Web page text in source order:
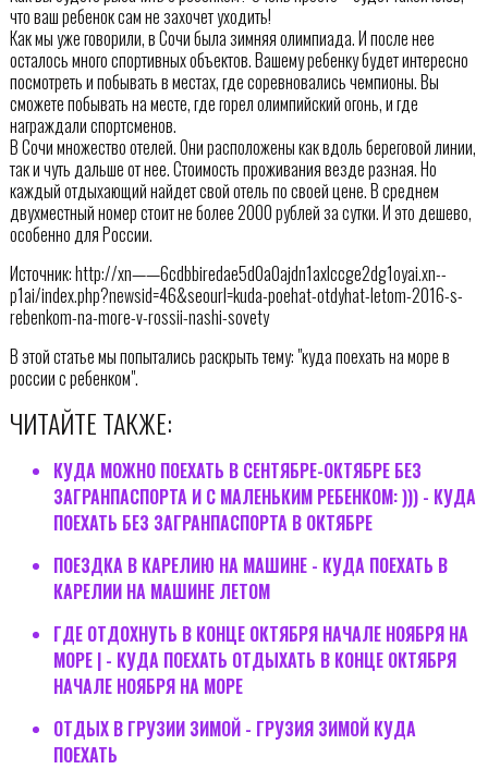
что ваш ребенок сам не захочет уходить!
Как мы уже говорили, в Сочи была зимняя олимпиада. И после нее
осталось много спортивных объектов. Вашему ребенку будет интересно
посмотреть и побывать в местах, где соревновались чемпионы. Вы
сможете побывать на месте, где горел олимпийский огонь, и где
награждали спортсменов.
В Сочи множество отелей. Они расположены как вдоль береговой линии,
так и чуть дальше от нее. Стоимость проживания везде разная. Но
каждый отдыхающий найдет свой отель по своей цене. В среднем
двухместный номер стоит не более 2000 рублей за сутки. И это дешево,
особенно для России.
Источник: http://xn——6cdbbiredae5d0a0ajdn1axlccge2dg1oyai.xn--
p1ai/index.php?newsid=46&seourl=kuda-poehat-otdyhat-letom-2016-s-
rebenkom-na-more-v-rossii-nashi-sovety
В этой статье мы попытались раскрыть тему: "куда поехать на море в
россии с ребенком".
ЧИТАЙТЕ ТАКЖЕ:
КУДА МОЖНО ПОЕХАТЬ В СЕНТЯБРЕ-ОКТЯБРЕ БЕЗ
ЗАГРАНПАСПОРТА И С МАЛЕНЬКИМ РЕБЕНКОМ: ))) - КУДА
ПОЕХАТЬ БЕЗ ЗАГРАНПАСПОРТА В ОКТЯБРЕ
ПОЕЗДКА В КАРЕЛИЮ НА МАШИНЕ - КУДА ПОЕХАТЬ В
КАРЕЛИИ НА МАШИНЕ ЛЕТОМ
ГДЕ ОТДОХНУТЬ В КОНЦЕ ОКТЯБРЯ НАЧАЛЕ НОЯБРЯ НА
МОРЕ | - КУДА ПОЕХАТЬ ОТДЫХАТЬ В КОНЦЕ ОКТЯБРЯ
НАЧАЛЕ НОЯБРЯ НА МОРЕ
ОТДЫХ В ГРУЗИИ ЗИМОЙ - ГРУЗИЯ ЗИМОЙ КУДА
ПОЕХАТЬ